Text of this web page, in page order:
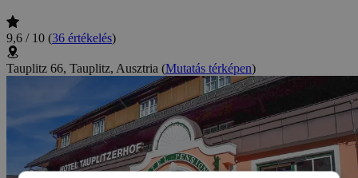
9,6 / 10 (36 értékelés)
Tauplitz 66, Tauplitz, Ausztria (Mutatás térképen)